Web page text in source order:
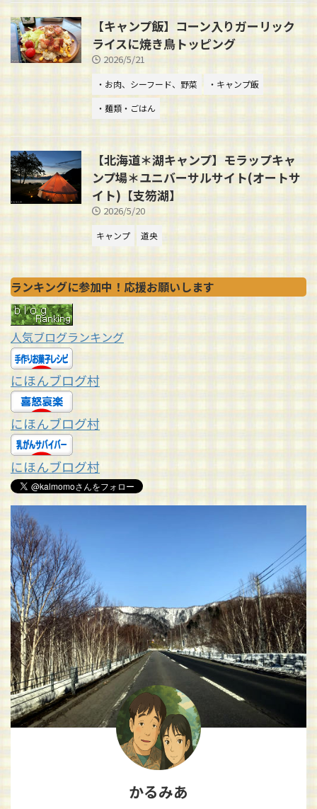
【キャンプ飯】コーン入りガーリック
ライスに焼き鳥トッピング
2026/5/21
・お肉、シーフード、野菜
・キャンプ飯
・麺類・ごはん
【北海道＊湖キャンプ】モラップキャ
ンプ場＊ユニバーサルサイト(オートサ
イト)【支笏湖】
2026/5/20
キャンプ 道央
ランキングに参加中！応援お願いします
人気ブログランキング
にほんブログ村
にほんブログ村
にほんブログ村
かるみあ